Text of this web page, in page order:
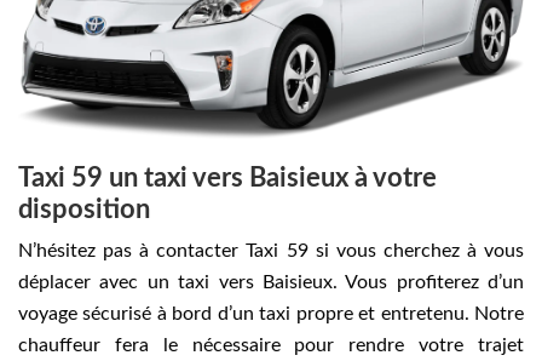
Taxi 59 un taxi vers Baisieux à votre
disposition
N’hésitez pas à contacter Taxi 59 si vous cherchez à vous
déplacer avec un taxi vers Baisieux. Vous profiterez d’un
voyage sécurisé à bord d’un taxi propre et entretenu. Notre
chauffeur fera le nécessaire pour rendre votre trajet